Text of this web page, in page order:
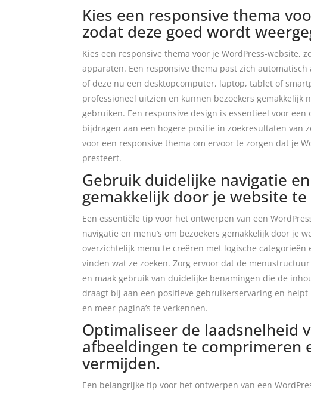
Kies een responsive thema
zodat deze goed wordt
Kies een responsive thema voor je WordPress-website,
apparaten. Een responsive thema past zich
of deze nu een desktopcomputer, laptop, tablet of
professioneel uitzien en kunnen bezoekers gemakkelijk
gebruiken. Een responsive design is essentieel voor
bijdragen aan een hogere positie in zoekresultaten van
voor een responsive thema om ervoor te zorgen dat je
presteert.
Gebruik duidelijke navigatie
gemakkelijk door je website
Een essentiële tip voor het ontwerpen van een
navigatie en menu’s om bezoekers gemakkelijk door je
overzichtelijk menu te creëren met logische categorieën
vinden wat ze zoeken. Zorg ervoor dat de
en maak gebruik van duidelijke benamingen die de
draagt bij aan een positieve gebruikerservaring en
en meer pagina’s te verkennen.
Optimaliseer de laadsnelheid
afbeeldingen te comprimeren
vermijden.
Een belangrijke tip voor het ontwerpen van een